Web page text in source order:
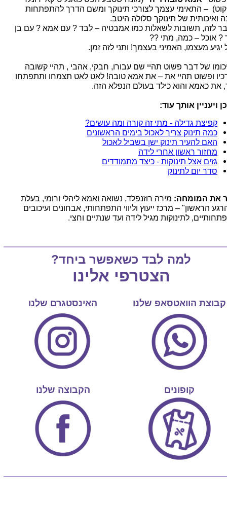
– התאימי עצמך לצורכי תינוקך ומשם הדרך להתפתחות
ואיכותית של תינוקך סלולה היטב.
לזה, תשובות לשאלות כמו אמבטיה – לבד ? עם אמא ? עם בן
? אוכל – כמה, מתי ??
יגיע מעצמו, האמיני בעצמך! ותני לזה זמן.
של דבר פשוט תהיי שם עבורו, חבקי, אהבי , תהיי קשובה
ופשוט תהיי את – את אמא טובה! לאט לאט תצמחו ותתפתחו
את כאמא והוא כילד בעולם הנפלא הזה.
ויעניין אותך עוד:
קפיצת גדילה - מתי זה קורה ומה עושים?
כמה תינוק צריך לאכול בימים הראשונים
האם להעיר תינוק ישן בשביל לאכול
מחזור ראשון אחרי לידה
גזים אצל תינוקות - כיצד מתמודדים
סדר יום לתינוק
את המומחה: מירה רוזנפלד, נשואה ואמא ליהלי ורומי, בעלת
הראשון" – מרכז ייעוץ וליווי התפתחותי, אבחונים ועיכובים
לתינוקות מגיל לידה ועד שנתיים וחצי.
למה לבד כשאפשר ביחד?
הצטרפי אלינו
קבוצת הוואטסאפ שלנו האינסטגרם שלנו
קופונים הקבוצה שלנו